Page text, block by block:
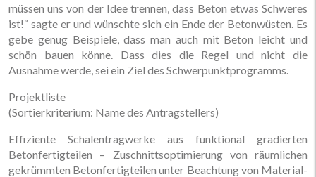
müssen uns von der Idee trennen, dass Beton etwas Schweres
ist!“ sagte er und wünschte sich ein Ende der Betonwüsten. Es
gebe genug Beispiele, dass man auch mit Beton leicht und
schön bauen könne. Dass dies die Regel und nicht die
Ausnahme werde, sei ein Ziel des Schwerpunktprogramms.
Projektliste
(Sortierkriterium: Name des Antragstellers)
Effiziente Schalentragwerke aus funktional gradierten
Betonfertigteilen – Zuschnittsoptimierung von räumlichen
gekrümmten Betonfertigteilen unter Beachtung von Material-